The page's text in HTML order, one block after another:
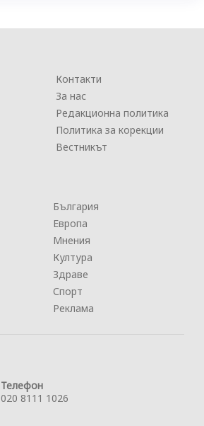
Контакти
За нас
Редакционна политика
Политика за корекции
Вестникът
България
Европа
Мнения
Култура
Здраве
Спорт
Реклама
Телефон
020 8111 1026